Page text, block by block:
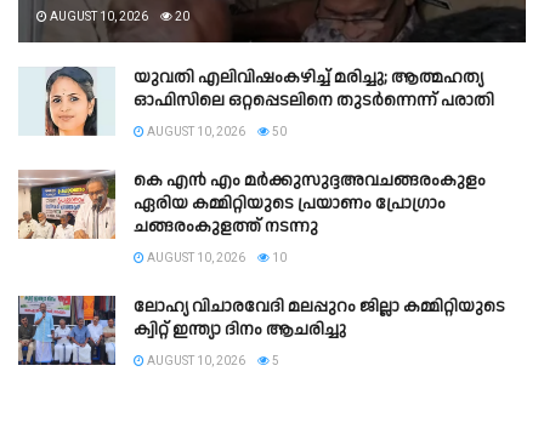
AUGUST 10, 2026 20
യുവതി എലിവിഷംകഴിച്ച് മരിച്ചു; ആത്മഹത്യ
ഓഫിസിലെ ഒറ്റപ്പെടലിനെ തുടര്‍ന്നെന്ന് പരാതി
AUGUST 10, 2026 50
കെ എൻ എം മർക്കുസുദ്ദഅവചങ്ങരംകുളം
ഏരിയ കമ്മിറ്റിയുടെ പ്രയാണം പ്രോഗ്രാം
ചങ്ങരംകുളത്ത് നടന്നു
AUGUST 10, 2026 10
ലോഹ്യ വിചാരവേദി മലപ്പുറം ജില്ലാ കമ്മിറ്റിയുടെ
ക്വിറ്റ് ഇന്ത്യാ ദിനം ആചരിച്ചു
AUGUST 10, 2026 5